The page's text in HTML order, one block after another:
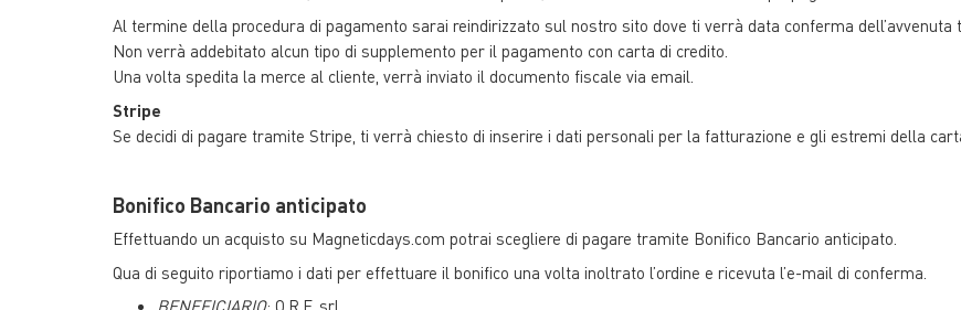
Al termine della procedura di pagamento sarai reindirizzato sul nostro sito dove ti verrà data conferma dell’avvenuta
Non verrà addebitato alcun tipo di supplemento per il pagamento con carta di credito.
Una volta spedita la merce al cliente, verrà inviato il documento fiscale via email.
Stripe
Se decidi di pagare tramite Stripe, ti verrà chiesto di inserire i dati personali per la fatturazione e gli estremi della
Bonifico Bancario anticipato
Effettuando un acquisto su Magneticdays.com potrai scegliere di pagare tramite Bonifico Bancario anticipato.
Qua di seguito riportiamo i dati per effettuare il bonifico una volta inoltrato l’ordine e ricevuta l’e-mail di conferma.
BENEFICIARIO: O.R.F. srl